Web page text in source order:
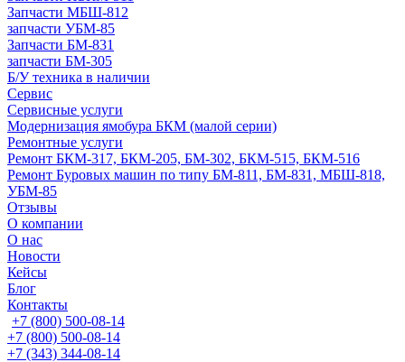
Запчасти МБШ-812
запчасти УБМ-85
Запчасти БМ-831
запчасти БМ-305
Б/У техника в наличии
Сервис
Сервисные услуги
Модернизация ямобура БКМ (малой серии)
Ремонтные услуги
Ремонт БКМ-317, БКМ-205, БМ-302, БКМ-515, БКМ-516
Ремонт Буровых машин по типу БМ-811, БМ-831, МБШ-818,
УБМ-85
Отзывы
О компании
О нас
Новости
Кейсы
Блог
Контакты
+7 (800) 500-08-14
+7 (800) 500-08-14
+7 (343) 344-08-14